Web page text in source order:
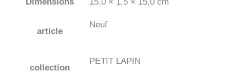
article
Neuf
collection
PETIT LAPIN